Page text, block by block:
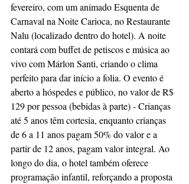
fevereiro, com um animado Esquenta de
Carnaval na Noite Carioca, no Restaurante
Nalu (localizado dentro do hotel). A noite
contará com buffet de petiscos e música ao
vivo com Márlon Santi, criando o clima
perfeito para dar início a folia. O evento é
aberto a hóspedes e público, no valor de R$
129 por pessoa (bebidas à parte) - Crianças
até 5 anos têm cortesia, enquanto crianças
de 6 a 11 anos pagam 50% do valor e a
partir de 12 anos, pagam valor integral. Ao
longo do dia, o hotel também oferece
programação infantil, reforçando a proposta